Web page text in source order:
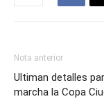
Nota anterior
Ultiman detalles
marcha la Copa